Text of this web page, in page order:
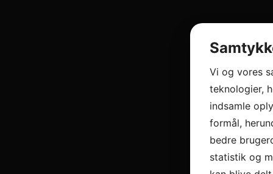
Vi og vores
teknologier,
indsamle
formål,
bedre
statistik og